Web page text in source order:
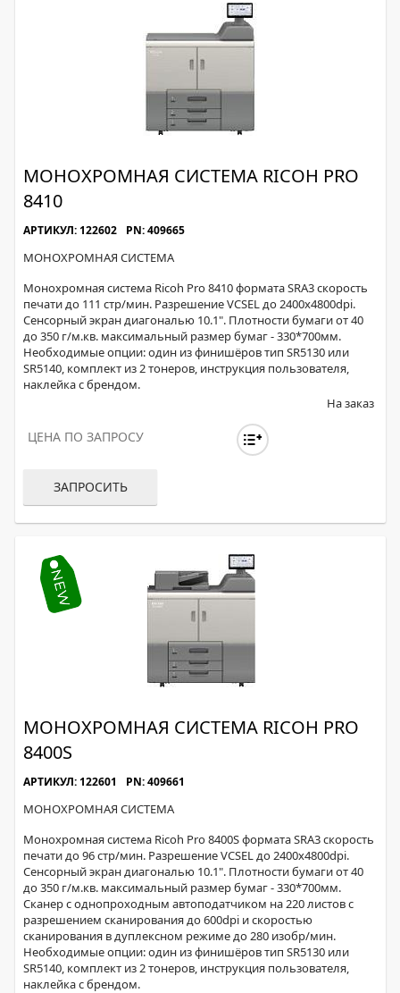
МОНОХРОМНАЯ СИСТЕМА RICOH PRO
8410
АРТИКУЛ: 122602 PN: 409665
МОНОХРОМНАЯ СИСТЕМА
Монохромная система Ricoh Pro 8410 формата SRA3 скорость
печати до 111 стр/мин. Разрешение VCSEL до 2400x4800dpi.
Сенсорный экран диагональю 10.1". Плотности бумаги от 40
до 350 г/м.кв. максимальный размер бумаг - 330*700мм.
Необходимые опции: один из финишёров тип SR5130 или
SR5140, комплект из 2 тонеров, инструкция пользователя,
наклейка с брендом.
На заказ
ЦЕНА ПО ЗАПРОСУ
ЗАПРОСИТЬ
МОНОХРОМНАЯ СИСТЕМА RICOH PRO
8400S
АРТИКУЛ: 122601 PN: 409661
МОНОХРОМНАЯ СИСТЕМА
Монохромная система Ricoh Pro 8400S формата SRA3 скорость
печати до 96 стр/мин. Разрешение VCSEL до 2400x4800dpi.
Сенсорный экран диагональю 10.1". Плотности бумаги от 40
до 350 г/м.кв. максимальный размер бумаг - 330*700мм.
Сканер с однопроходным автоподатчиком на 220 листов с
разрешением сканирования до 600dpi и скоростью
сканирования в дуплексном режиме до 280 изобр/мин.
Необходимые опции: один из финишёров тип SR5130 или
SR5140, комплект из 2 тонеров, инструкция пользователя,
наклейка с брендом.